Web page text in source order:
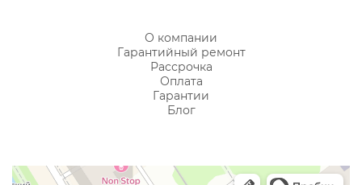
О компании
Гарантийный ремонт
Рассрочка
Оплата
Гарантии
Блог